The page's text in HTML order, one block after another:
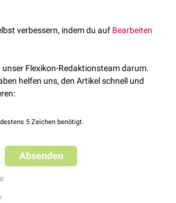
verbessern, indem du auf Bearbeiten
Flexikon-Redaktionsteam darum.
helfen uns, den Artikel schnell und
5 Zeichen benötigt.
Absenden